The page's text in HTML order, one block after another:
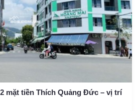
mặt tiền Thích Quảng Đức – vị trí